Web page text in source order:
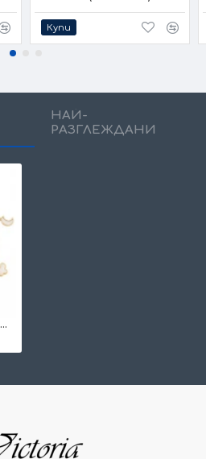
Купи
НАЙ-
РАЗГЛЕЖДАНИ
Златна гривна Nacre Mixed